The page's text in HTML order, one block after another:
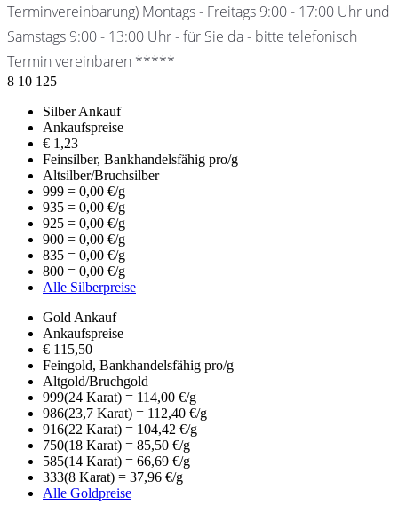
Terminvereinbarung) Montags - Freitags 9:00 - 17:00 Uhr und
Samstags 9:00 - 13:00 Uhr - für Sie da - bitte telefonisch
Termin vereinbaren *****
8 10 125
Silber Ankauf
Ankaufspreise
€ 1,23
Feinsilber, Bankhandelsfähig pro/g
Altsilber/Bruchsilber
999 = 0,00 €/g
935 = 0,00 €/g
925 = 0,00 €/g
900 = 0,00 €/g
835 = 0,00 €/g
800 = 0,00 €/g
Alle Silberpreise
Gold Ankauf
Ankaufspreise
€ 115,50
Feingold, Bankhandelsfähig pro/g
Altgold/Bruchgold
999(24 Karat) = 114,00 €/g
986(23,7 Karat) = 112,40 €/g
916(22 Karat) = 104,42 €/g
750(18 Karat) = 85,50 €/g
585(14 Karat) = 66,69 €/g
333(8 Karat) = 37,96 €/g
Alle Goldpreise